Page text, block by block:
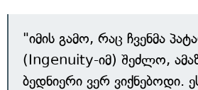
"იმის გამო, რაც ჩვენმა
(Ingenuity-იმ) შეძლო,
ბედნიერი ვერ ვიქნებოდი.